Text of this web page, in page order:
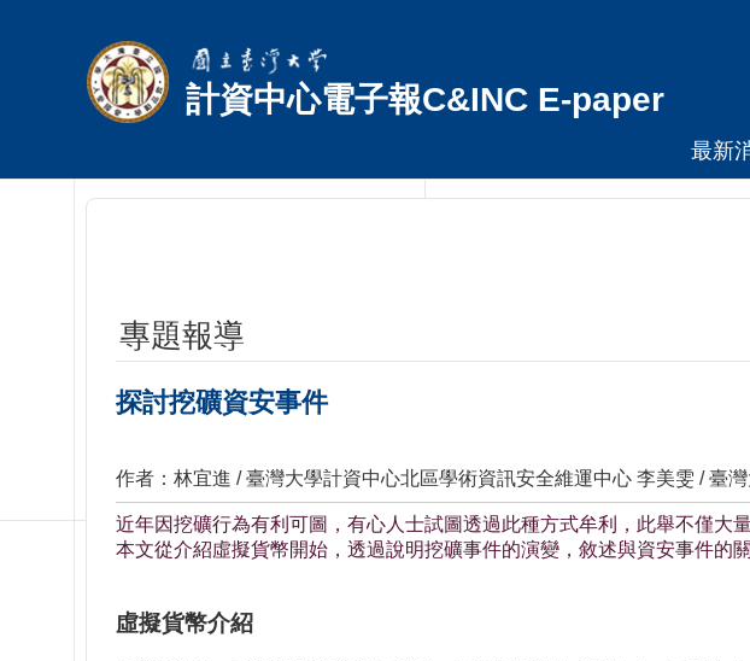
計資中心電子報C&INC E-paper
最新
專題報導
探討挖礦資安事件
作者：林宜進 / 臺灣大學計資中心北區學術資訊安全維運中心 李美雯 / 臺
近年因挖礦行為有利可圖，有心人士試圖透過此種方式牟利，此舉不僅大
本文從介紹虛擬貨幣開始，透過說明挖礦事件的演變，敘述與資安事件的
虛擬貨幣介紹